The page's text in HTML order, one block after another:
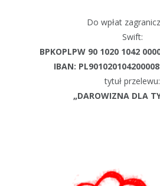
Do wpłat
Swift:
BPKOPLPW 90 1020 1042
IBAN:
tytuł przelewu:
„DAROWIZNA DLA